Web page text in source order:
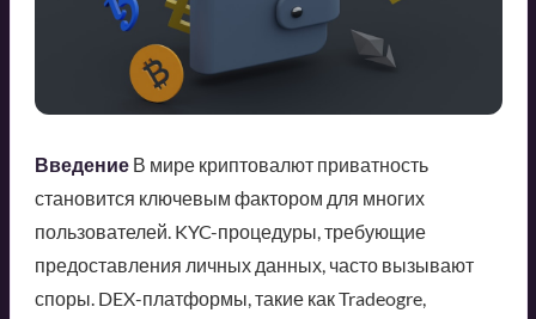
ВведениеВ мире криптовалют приватность
становится ключевым фактором для многих
пользователей. KYC-процедуры, требующие
предоставления личных данных, часто вызывают
споры. DEX-платформы, такие как Tradeogre,